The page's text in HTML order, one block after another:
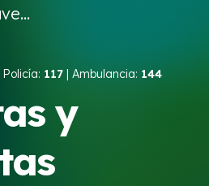
Policía: 117 | Ambulancia: 144